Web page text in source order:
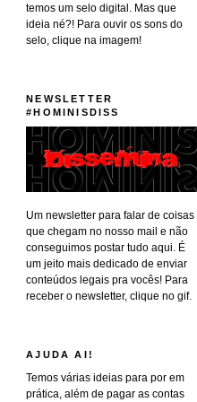
temos um selo digital. Mas que
ideia né?! Para ouvir os sons do
selo, clique na imagem!
NEWSLETTER
#HOMINISDISS
Um newsletter para falar de coisas
que chegam no nosso mail e não
conseguimos postar tudo aqui. É
um jeito mais dedicado de enviar
conteúdos legais pra vocês! Para
receber o newsletter, clique no gif.
AJUDA AI!
Temos várias ideias para por em
prática, além de pagar as contas